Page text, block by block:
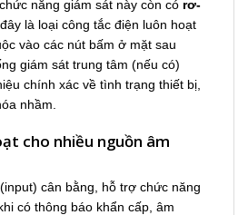
năng giám sát này còn có rơ-
là loại công tắc điện luôn hoạt
vào các nút bấm ở mặt sau
giám sát trung tâm (nếu có)
chính xác về tình trạng thiết bị,
nhầm.
cho nhiều nguồn âm
cân bằng, hỗ trợ chức năng
có thông báo khẩn cấp, âm